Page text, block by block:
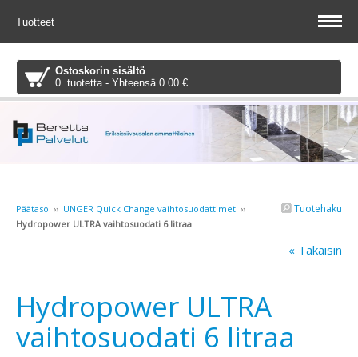
Tuotteet
Ostoskorin sisältö
0 tuotetta - Yhteensä 0.00 €
Tuotehaku
Päätaso ›› UNGER Quick Change vaihtosuodattimet ››
Hydropower ULTRA vaihtosuodati 6 litraa
« Takaisin
Hydropower ULTRA
vaihtosuodati 6 litraa